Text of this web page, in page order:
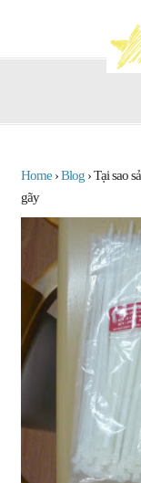
Home ›Blog ›Tại sao
gãy